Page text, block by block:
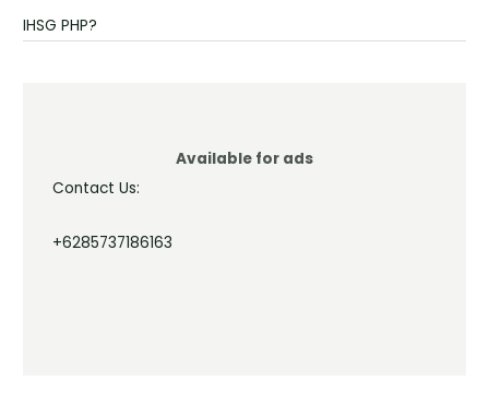
IHSG PHP?
Available for ads
Contact Us:
+6285737186163